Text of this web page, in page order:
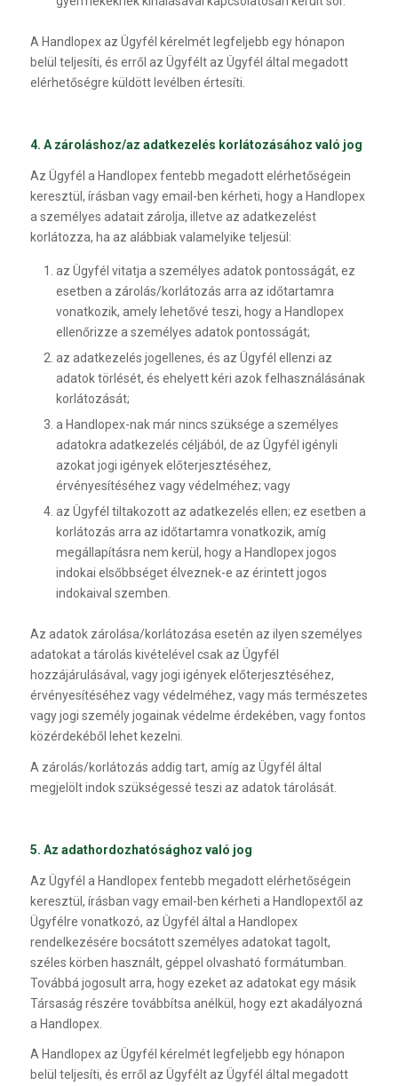
A Handlopex az Ügyfél kérelmét legfeljebb egy hónapon
belül teljesíti, és erről az Ügyfélt az Ügyfél által megadott
elérhetőségre küldött levélben értesíti.
4. A zároláshoz/az adatkezelés korlátozásához való jog
Az Ügyfél a Handlopex fentebb megadott elérhetőségein
keresztül, írásban vagy email-ben kérheti, hogy a Handlopex
a személyes adatait zárolja, illetve az adatkezelést
korlátozza, ha az alábbiak valamelyike teljesül:
az Ügyfél vitatja a személyes adatok pontosságát, ez
esetben a zárolás/korlátozás arra az időtartamra
vonatkozik, amely lehetővé teszi, hogy a Handlopex
ellenőrizze a személyes adatok pontosságát;
az adatkezelés jogellenes, és az Ügyfél ellenzi az
adatok törlését, és ehelyett kéri azok felhasználásának
korlátozását;
a Handlopex-nak már nincs szüksége a személyes
adatokra adatkezelés céljából, de az Ügyfél igényli
azokat jogi igények előterjesztéséhez,
érvényesítéséhez vagy védelméhez; vagy
az Ügyfél tiltakozott az adatkezelés ellen; ez esetben a
korlátozás arra az időtartamra vonatkozik, amíg
megállapításra nem kerül, hogy a Handlopex jogos
indokai elsőbbséget élveznek-e az érintett jogos
indokaival szemben.
Az adatok zárolása/korlátozása esetén az ilyen személyes
adatokat a tárolás kivételével csak az Ügyfél
hozzájárulásával, vagy jogi igények előterjesztéséhez,
érvényesítéséhez vagy védelméhez, vagy más természetes
vagy jogi személy jogainak védelme érdekében, vagy fontos
közérdekéből lehet kezelni.
A zárolás/korlátozás addig tart, amíg az Ügyfél által
megjelölt indok szükségessé teszi az adatok tárolását.
5. Az adathordozhatósághoz való jog
Az Ügyfél a Handlopex fentebb megadott elérhetőségein
keresztül, írásban vagy email-ben kérheti a Handlopextől az
Ügyfélre vonatkozó, az Ügyfél által a Handlopex
rendelkezésére bocsátott személyes adatokat tagolt,
széles körben használt, géppel olvasható formátumban.
Továbbá jogosult arra, hogy ezeket az adatokat egy másik
Társaság részére továbbítsa anélkül, hogy ezt akadályozná
a Handlopex.
A Handlopex az Ügyfél kérelmét legfeljebb egy hónapon
belül teljesíti, és erről az Ügyfélt az Ügyfél által megadott